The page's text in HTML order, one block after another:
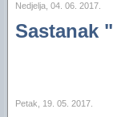
Nedjelja, 04. 06. 2017.
Sastanak
Petak, 19. 05. 2017.